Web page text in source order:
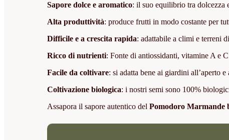
Sapore dolce e aromatico: il suo equilibrio tra dolcezza
Alta produttività: produce frutti in modo costante per
Difficile e a crescita rapida: adattabile a climi e terreni
Ricco di nutrienti: Fonte di antiossidanti, vitamine A e
Facile da coltivare: si adatta bene ai giardini all’aperto
Coltivazione biologica: i nostri semi sono 100%
Assapora il sapore autentico delPomodoro Marmande